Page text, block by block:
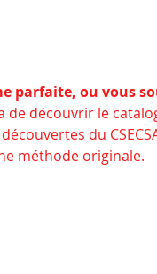
parfaite, ou vous
découvrir le
du
méthode originale.